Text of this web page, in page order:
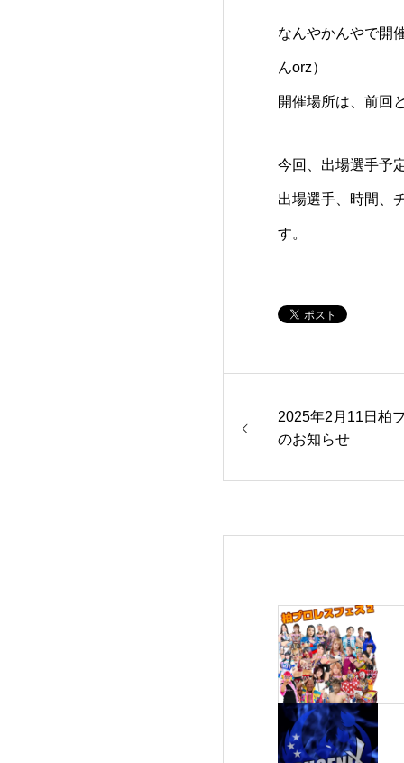
なんやかんやで開
んorz）
開催場所は、前回
今回、出場選手予
出場選手、時間、
す。
2025年2月11日柏
のお知らせ